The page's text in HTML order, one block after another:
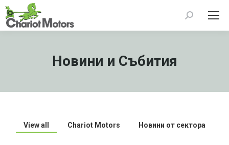
Search:
Новини и Събития
View all Chariot Motors Новини от сектора